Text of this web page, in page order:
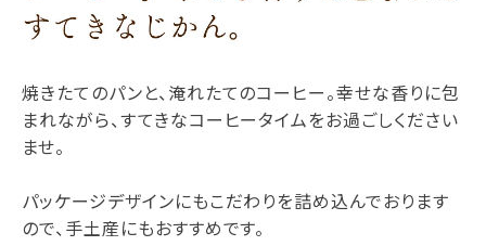
焼きたてのパンと、淹れたてのコーヒー。幸せな香りに包
まれながら、すてきなコーヒータイムをお過ごしください
ませ。
パッケージデザインにもこだわりを詰め込んでおります
ので、手土産にもおすすめです。